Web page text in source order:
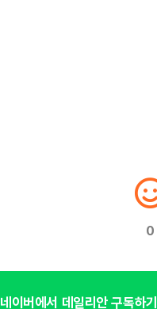
0
네이버에서 데일리안 구독하기